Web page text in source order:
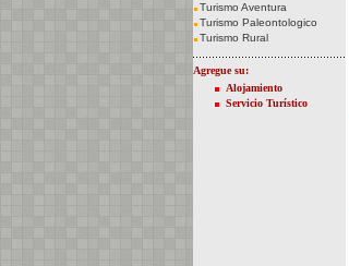
Turismo Aventura
Turismo Paleontologico
Turismo Rural
Agregue su:
Alojamiento
Servicio Turístico